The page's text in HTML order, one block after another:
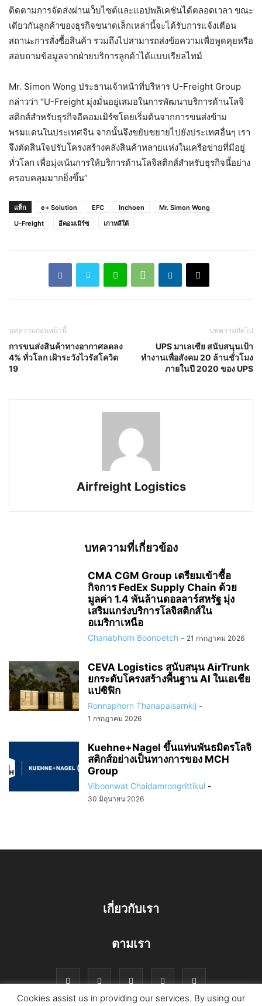
ติดตามการจัดส่งผ่านเว็บไซต์และแอปพลิเคชันได้ตลอดเวลา ขณะ
เดียวกันลูกค้าของธุรกิจขนาดเล็กเหล่านี้จะได้รับการแจ้งเตือน
สถานะการสั่งซื้อสินค้า รวมถึงไปสามารถส่งข้อความเพื่อพูดคุยหรือ
สอบถามข้อมูลจากฝ่ายบริการลูกค้าได้แบบเรียลไทม์
Mr. Simon Wong ประธานเจ้าหน้าที่บริหาร U-Freight Group
กล่าวว่า “U-Freight มุ่งมั่นอยู่เสมอในการพัฒนาบริการด้านโลจิ
สติกส์สำหรับธุรกิจอีคอมเมิร์ซโดยเริ่มต้นจากการขนส่งข้าม
พรมแดนในประเทศจีน จากนั้นจึงขยับขยายไปยังประเทศอื่นๆ เรา
จึงตัดสินใจปรับโครงสร้างคลังสินค้าหลายแห่งในเครือข่ายที่มีอยู่
ทั่วโลก เพื่อมุ่งเน้นการให้บริการด้านโลจิสติกส์สำหรับธุรกิจนี้อย่าง
ครอบคลุมมากยิ่งขึ้น”
แท็ก e+ Solution EFC Inchoen
Mr. Simon Wong
U-Freight
อีคอมเมิร์ซ เกาหลีใต้
บทความก่อนหน้านี้
การขนส่งสินค้าทางอากาศลดลง
4% ทั่วโลก เฝ้าระวังไวรัสโควิด
19
บทความถัดไป
UPS มาเลเซีย สนับสนุนเป้า
ทำงานเพื่อสังคม 20 ล้านชั่วโมง
ภายในปี 2020 ของ UPS
Airfreight Logistics
บทความที่เกี่ยวข้อง
CMA CGM Group เตรียมเข้าซื้อ
กิจการ FedEx Supply Chain ด้วย
มูลค่า 1.4 พันล้านดอลลาร์สหรัฐ มุ่ง
เสริมแกร่งบริการโลจิสติกส์ใน
อเมริกาเหนือ
Chanabhorn Boonpetch - 21 กรกฎาคม 2026
CEVA Logistics สนับสนุน AirTrunk
ยกระดับโครงสร้างพื้นฐาน AI ในเอเชีย
แปซิฟิก
Ronnaphorn Thanapaisarnkij -
1 กรกฎาคม 2026
Kuehne+Nagel ขึ้นแท่นพันธมิตรโลจิ
สติกส์อย่างเป็นทางการของ MCH
Group
Viboonwat Chaidamrongrittikul -
30 มิถุนายน 2026
เกี่ยวกับเรา
ตามเรา
Cookies assist us in providing our services. By using our